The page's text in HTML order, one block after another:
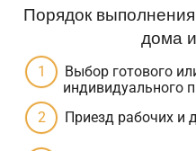
Порядок
дома
Выбор готового
индивидуального
Приезд рабочих и